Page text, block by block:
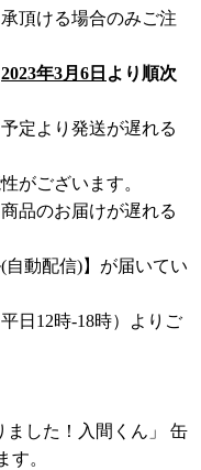
頂ける場合のみご注
2023年3月6日 より順次
定より発送が遅れる
がございます。
品のお届けが遅れる
自動配信)】が届いてい
平日12時-18時）よりご
ました！入間くん」 缶
す。